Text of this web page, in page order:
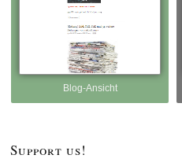
Blog-Ansicht
Support us!